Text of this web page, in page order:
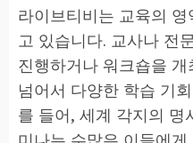
라이브티비는 교육의
고 있습니다. 교사나 전
진행하거나 워크숍을
넘어서 다양한 학습 기
를 들어, 세계 각지의 명